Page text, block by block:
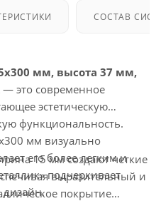
СОСТАВ
мм, высота 37 мм,
— это современное
эстетическую
функциональность.
мм визуально
его более легким и
подчеркивает
15 мм создают четкие
выразительный и
покрытие